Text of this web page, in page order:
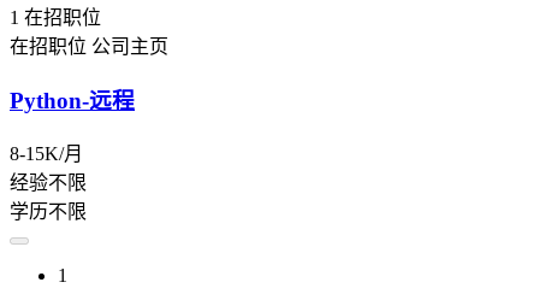
1 在招职位
在招职位 公司主页
Python-远程
8-15K/月
经验不限
学历不限
1